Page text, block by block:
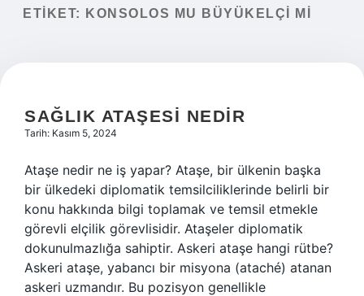
Yasal Uyarı
ETIKET: KONSOLOS MU BÜYÜKELÇI MI
SAĞLIK ATAŞESI NEDIR
Tarih: Kasım 5, 2024
Ataşe nedir ne iş yapar? Ataşe, bir ülkenin başka
bir ülkedeki diplomatik temsilciliklerinde belirli bir
konu hakkında bilgi toplamak ve temsil etmekle
görevli elçilik görevlisidir. Ataşeler diplomatik
dokunulmazlığa sahiptir. Askeri ataşe hangi rütbe?
Askeri ataşe, yabancı bir misyona (ataché) atanan
askeri uzmandır. Bu pozisyon genellikle